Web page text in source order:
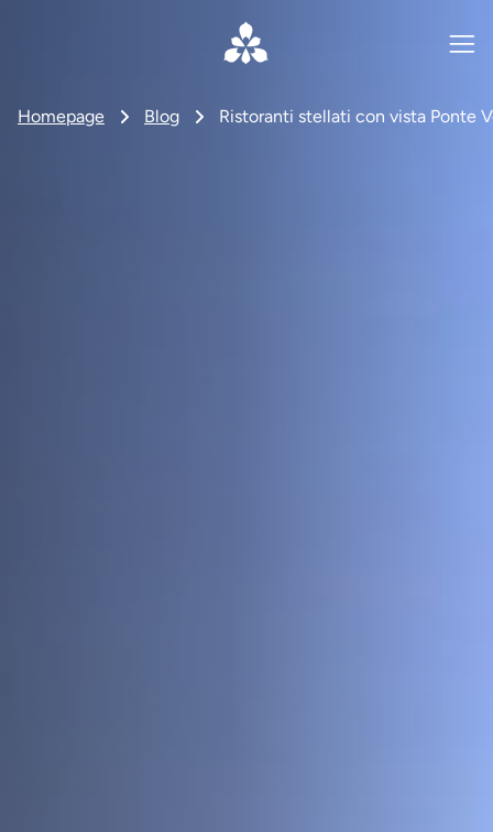
Homepage Blog Ristoranti stellati con vista Ponte